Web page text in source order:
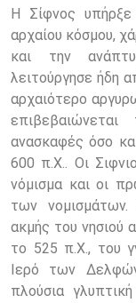
Η Σίφνος
αρχαίου κόσμου,
και την
λειτούργησε ήδη
αρχαιότερο
ανασκαφές όσο
600 π.Χ.. Οι
νόμισμα και οι
των νομισμάτων.
ακμής του νησιού
το 525 π.Χ., του
Ιερό των
πλούσια γλυπτική